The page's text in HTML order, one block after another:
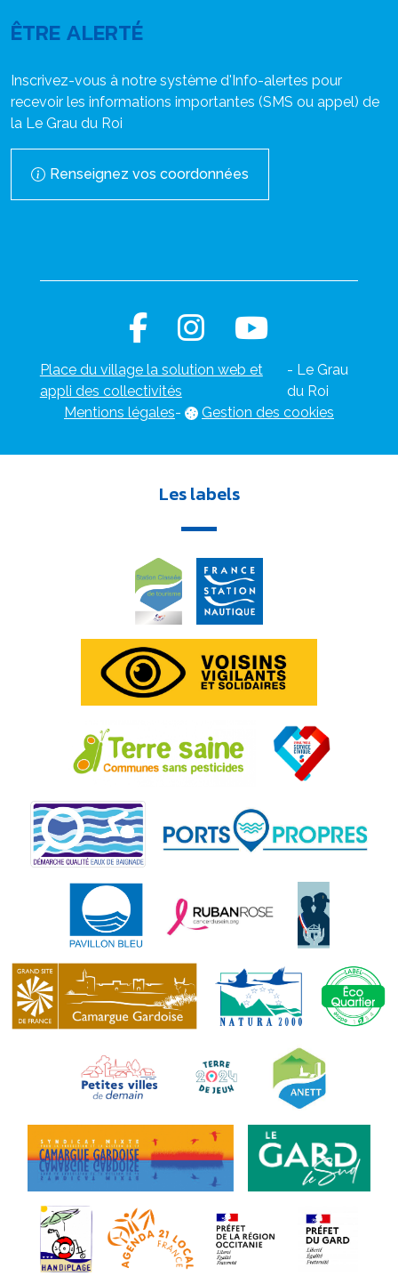
ÊTRE ALERTÉ
Inscrivez-vous à notre système d'Info-alertes pour
recevoir les informations importantes (SMS ou appel) de
la Le Grau du Roi
Renseignez vos coordonnées
Place du village la solution web et
appli des collectivités
- Le Grau
du Roi
Mentions légales- Gestion des cookies
Les labels